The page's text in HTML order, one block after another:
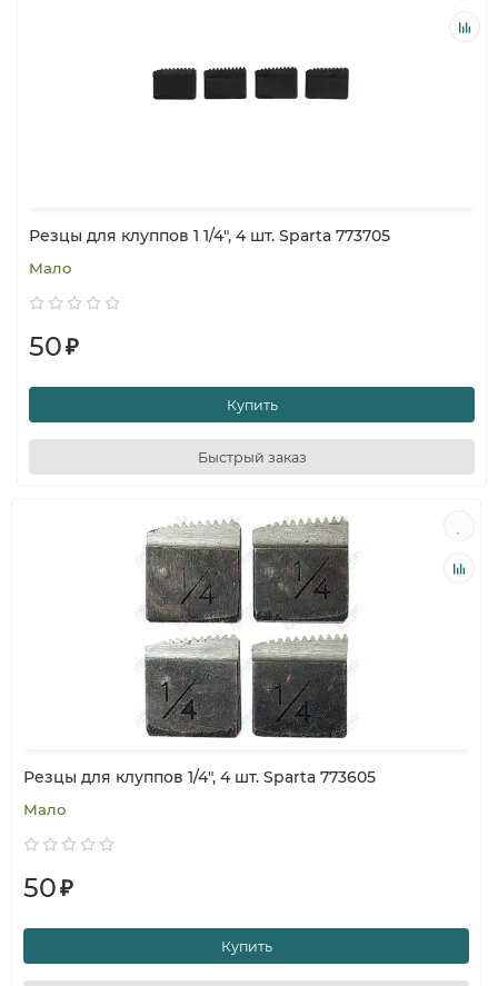
Резцы для клуппов 1 1/4", 4 шт. Sparta 773705
Мало
50₽
Купить
Быстрый заказ
Резцы для клуппов 1/4", 4 шт. Sparta 773605
Мало
50₽
Купить